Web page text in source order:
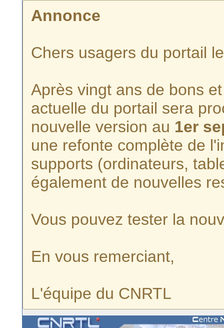
Annonce
Chers usagers du portail
Après vingt ans de bons
actuelle du portail sera
nouvelle version au 1er
une refonte complète de
supports (ordinateurs,
également de nouvelles
Vous pouvez tester la
En vous remerciant,
L'équipe du CNRTL